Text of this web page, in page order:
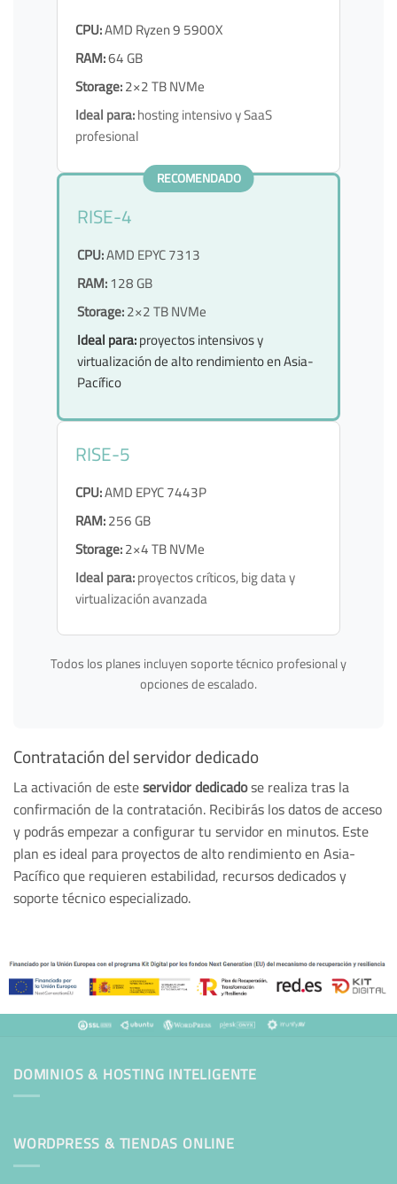
CPU:AMD Ryzen 9 5900X
RAM:64 GB
Storage:2×2 TB NVMe
Ideal para:hosting intensivo y SaaS
profesional
RECOMENDADO
RISE-4
CPU:AMD EPYC 7313
RAM:128 GB
Storage:2×2 TB NVMe
Ideal para:proyectos intensivos y
virtualización de alto rendimiento en Asia-
Pacífico
RISE-5
CPU:AMD EPYC 7443P
RAM:256 GB
Storage:2×4 TB NVMe
Ideal para:proyectos críticos, big data y
virtualización avanzada
Todos los planes incluyen soporte técnico profesional y
opciones de escalado.
Contratación del servidor dedicado
La activación de esteservidor dedicadose realiza tras la
confirmación de la contratación. Recibirás los datos de acceso
y podrás empezar a configurar tu servidor en minutos. Este
plan es ideal para proyectos de alto rendimiento en Asia-
Pacífico que requieren estabilidad, recursos dedicados y
soporte técnico especializado.
DOMINIOS & HOSTING INTELIGENTE
WORDPRESS & TIENDAS ONLINE